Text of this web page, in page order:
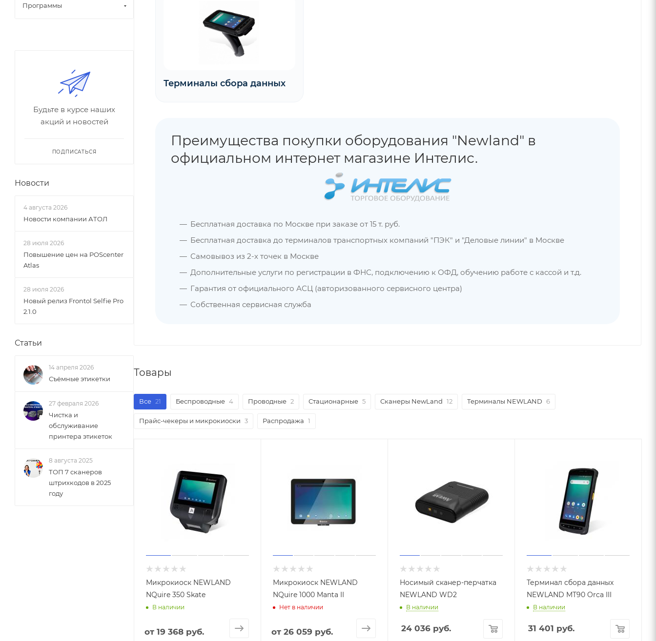
Терминалы сбора данных
Преимущества покупки оборудования "Newland" в
официальном интернет магазине Интелис.
Бесплатная доставка по Москве при заказе от 15 т. руб.
Бесплатная доставка до терминалов транспортных компаний "ПЭК" и "Деловые линии" в Москве
Самовывоз из 2-х точек в Москве
Дополнительные услуги по регистрации в ФНС, подключению к ОФД, обучению работе с кассой и т.д.
Гарантия от официального АСЦ (авторизованного сервисного центра)
Собственная сервисная служба
Товары
Все 21 Беспроводные 4 Проводные 2 Стационарные 5 Сканеры NewLand 12 Терминалы NEWLAND 6
Прайс-чекеры и микрокиоски 3 Распродажа 1
Микрокиоск NEWLAND
NQuire 350 Skate
В наличии
от 19 368 руб.
Микрокиоск NEWLAND
NQuire 1000 Manta II
Нет в наличии
от 26 059 руб.
Носимый сканер-перчатка
NEWLAND WD2
В наличии
24 036 руб.
Терминал сбора данных
NEWLAND MT90 Orca III
В наличии
31 401 руб.
Программы
Будьте в курсе наших
акций и новостей
ПОДПИСАТЬСЯ
Новости
4 августа 2026
Новости компании АТОЛ
28 июля 2026
Повышение цен на POScenter
Atlas
28 июля 2026
Новый релиз Frontol Selfie Pro
2.1.0
Статьи
14 апреля 2026
Съёмные этикетки
27 февраля 2026
Чистка и
обслуживание
принтера этикеток
8 августа 2025
ТОП 7 сканеров
штрихкодов в 2025
году